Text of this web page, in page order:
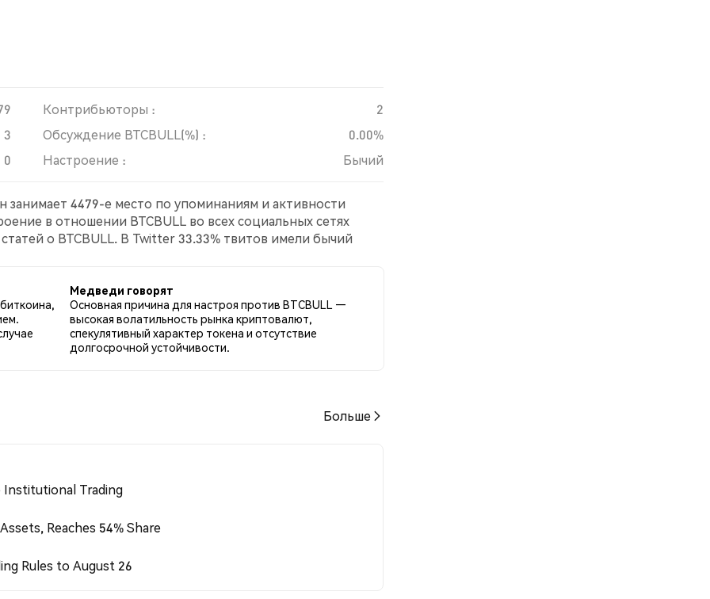
Контрибьюторы :
2
3 Обсуждение BTCBULL(%) :
0.00%
0 Настроение : Бычий
занимает 4479-е место по упоминаниям и активности
в отношении BTCBULL во всех социальных сетях
о BTCBULL. В Twitter 33.33% твитов имели бычий
Медведи говорят
Основная причина для настроя против BTCBULL —
высокая волатильность рынка криптовалют,
спекулятивный характер токена и отсутствие
долгосрочной устойчивости.
Больше
Institutional Trading
Reaches 54% Share
Rules to August 26